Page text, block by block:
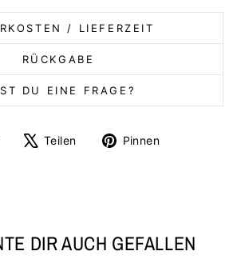
/ LIEFERZEIT
RÜCKGABE
DU EINE FRAGE?
Auf
Teilen
Auf
Pinnen
DIR AUCH GEFALLEN